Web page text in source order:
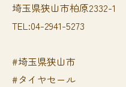
埼玉県狭山市柏原2332-1
TEL:04-2941-5273
#埼玉県狭山市
#タイヤセール